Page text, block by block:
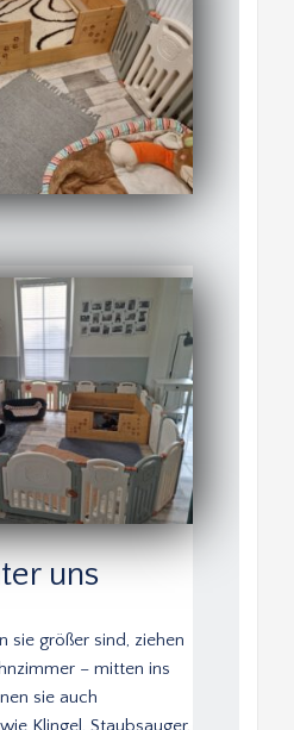
uns
sie größer sind, ziehen
– mitten ins
sie auch